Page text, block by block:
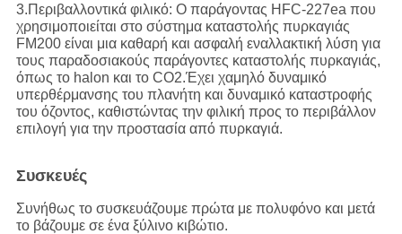
3.Περιβαλλοντικά φιλικό: Ο παράγοντας HFC-227ea που
χρησιμοποιείται στο σύστημα καταστολής πυρκαγιάς
FM200 είναι μια καθαρή και ασφαλή εναλλακτική λύση για
τους παραδοσιακούς παράγοντες καταστολής πυρκαγιάς,
όπως το halon και το CO2.Έχει χαμηλό δυναμικό
υπερθέρμανσης του πλανήτη και δυναμικό καταστροφής
του όζοντος, καθιστώντας την φιλική προς το περιβάλλον
επιλογή για την προστασία από πυρκαγιά.
Συσκευές
Συνήθως το συσκευάζουμε πρώτα με πολυφόνο και μετά
το βάζουμε σε ένα ξύλινο κιβώτιο.